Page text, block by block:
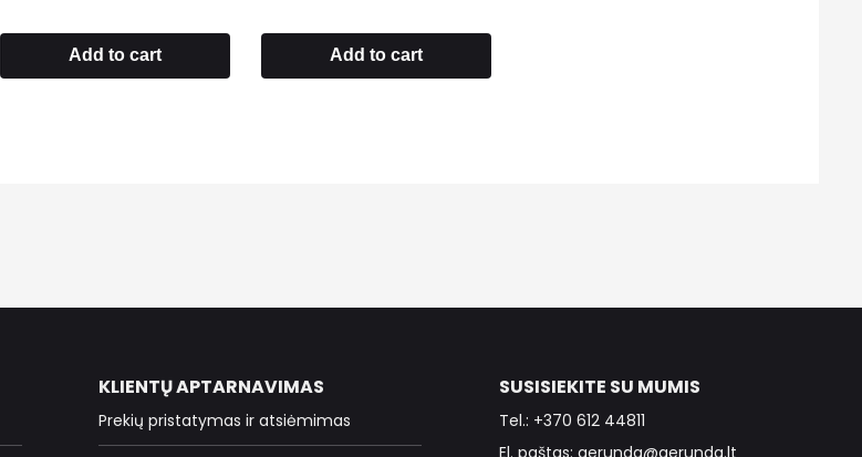
Add to cart Add to cart
KLIENTŲ APTARNAVIMAS
Prekių pristatymas ir atsiėmimas
SUSISIEKITE SU MUMIS
Tel.: +370 612 44811